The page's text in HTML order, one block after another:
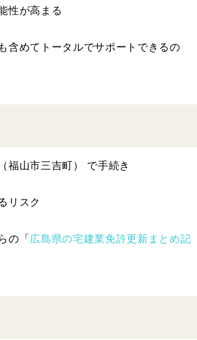
性が高まる
含めてトータルでサポートできるの
福山市三吉町） で手続き
リスク
の「 広島県の宅建業免許更新まとめ記